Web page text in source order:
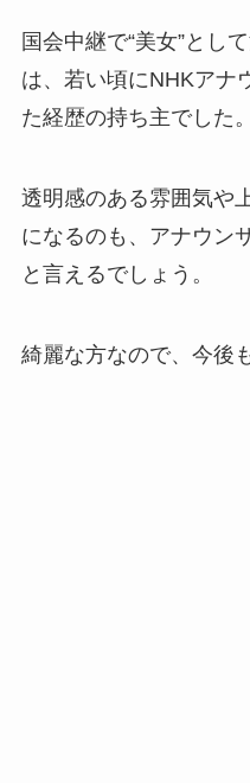
国会中継で“美女”とし
は、若い頃にNHKアナ
た経歴の持ち主でした。
透明感のある雰囲気や
になるのも、アナウン
と言えるでしょう。
綺麗な方なので、今後